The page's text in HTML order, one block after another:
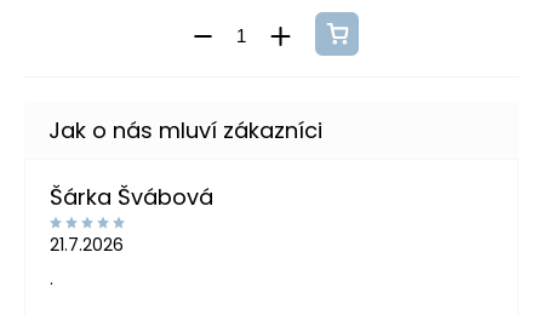
Šárka Švábová
21.7.2026
.